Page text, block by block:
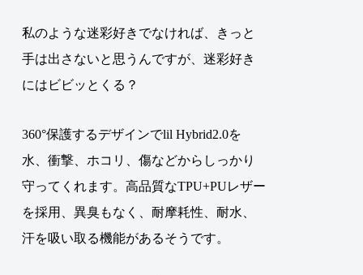
私のような迷彩好きでなければ、きっと
手は出さないと思うんですが、迷彩好き
にはビビッとくる？
360°保護するデザインでlil Hybrid2.0を
水、衝撃、ホコリ、傷などからしっかり
守ってくれます。高品質なTPU+PUレザー
を採用、異臭もなく、耐摩耗性、耐水、
汗を吸い取る機能があるそうです。